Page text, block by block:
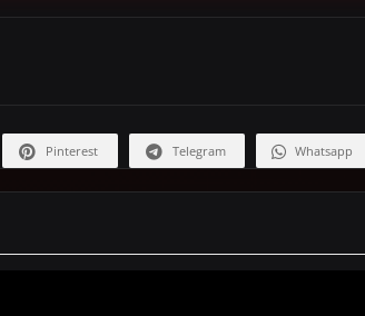
Pinterest Telegram Whatsapp